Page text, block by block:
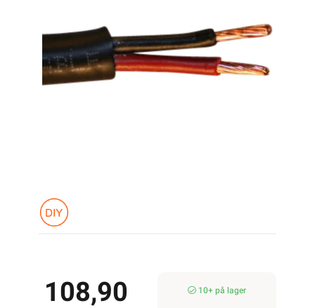
108,90 10+ på lager